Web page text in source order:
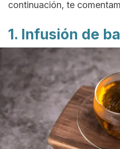
continuación, te
1. Infusión de